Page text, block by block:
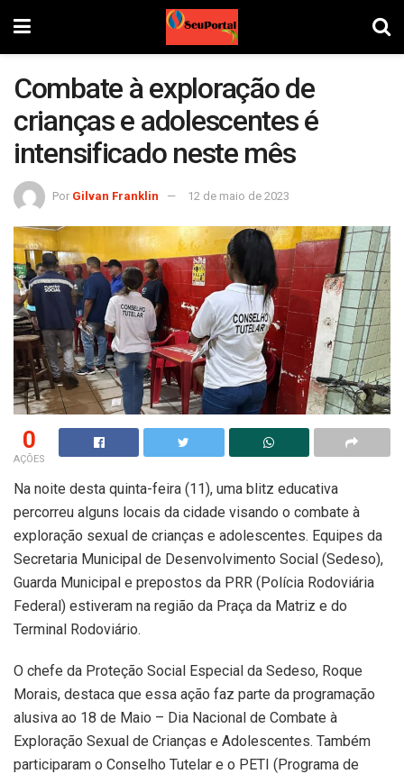
Combate à exploração de
crianças e adolescentes é
intensificado neste mês
Por Gilvan Franklin 12 de maio de 2023
0
AÇÕES
Na noite desta quinta-feira (11), uma blitz educativa
percorreu alguns locais da cidade visando o combate à
exploração sexual de crianças e adolescentes. Equipes da
Secretaria Municipal de Desenvolvimento Social (Sedeso),
Guarda Municipal e prepostos da PRR (Polícia Rodoviária
Federal) estiveram na região da Praça da Matriz e do
Terminal Rodoviário.
O chefe da Proteção Social Especial da Sedeso, Roque
Morais, destaca que essa ação faz parte da programação
alusiva ao 18 de Maio – Dia Nacional de Combate à
Exploração Sexual de Crianças e Adolescentes. Também
participaram o Conselho Tutelar e o PETI (Programa de